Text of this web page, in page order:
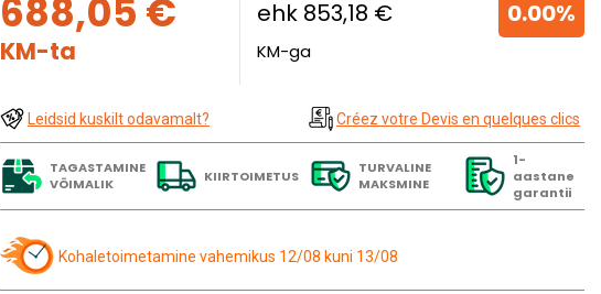
688,05 €
KM-ta
ehk 853,18 €
KM-ga
0.00%
Leidsid kuskilt odavamalt? Créez votre Devis en quelques clics
TAGASTAMINE
VÕIMALIK
KIIRTOIMETUS
TURVALINE
MAKSMINE
1-
aastane
garantii
Kohaletoimetamine vahemikus 12/08 kuni 13/08